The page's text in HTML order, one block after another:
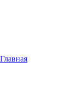
Главная